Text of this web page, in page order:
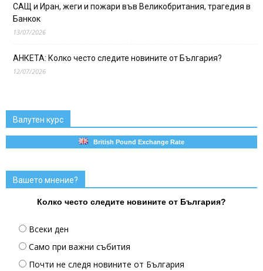
САЩ и Иран, жеги и пожари във Великобритания, трагедия в
Банкок
13/07/2026
АНКЕТА: Колко често следите новините от България?
12/07/2026
Валутен курс
British Pound Exchange Rate
Вашето мнение?
Колко често следите новините от България?
Всеки ден
Само при важни събития
Почти не следя новините от България